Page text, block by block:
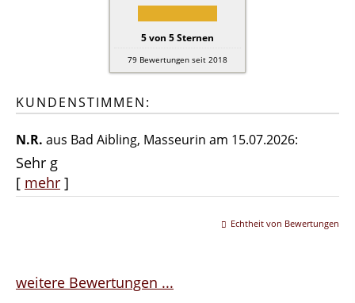
5von 5Sternen
79 Bewertungen seit 2018
KUNDENSTIMMEN:
N.R. aus Bad Aibling, Masseurin am 15.07.2026:
Sehr g
[ mehr ]
Echtheit von Bewertungen
weitere Bewertungen ...